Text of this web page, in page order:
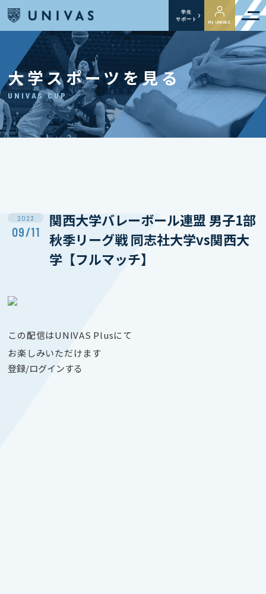
学生
サポート
My UNIVAS
大学スポーツを見る
UNIVAS CUP
2023
09/11
関西大学バレーボール連盟 男子1部
秋季リーグ戦 同志社大学vs関西大
学【フルマッチ】
この配信はUNIVAS Plusにて
お楽しみいただけます
登録/ログインする